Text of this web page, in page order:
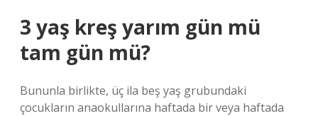
3 yaş kreş yarım gün mü
tam gün mü?
Bununla birlikte, üç ila beş yaş grubundaki
çocukların anaokullarına haftada bir veya haftada